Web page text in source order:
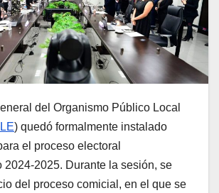
del Organismo Público Local
) quedó formalmente instalado
el proceso electoral
2024-2025. Durante la sesión, se
del proceso comicial, en el que se